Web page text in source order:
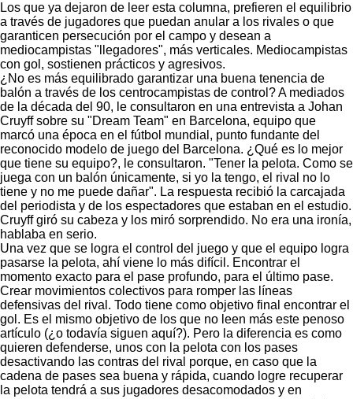
Los que ya dejaron de leer esta columna, prefieren el equilibrio
a través de jugadores que puedan anular a los rivales o que
garanticen persecución por el campo y desean a
mediocampistas "llegadores", más verticales. Mediocampistas
con gol, sostienen prácticos y agresivos.
¿No es más equilibrado garantizar una buena tenencia de
balón a través de los centrocampistas de control? A mediados
de la década del 90, le consultaron en una entrevista a Johan
Cruyff sobre su "Dream Team" en Barcelona, equipo que
marcó una época en el fútbol mundial, punto fundante del
reconocido modelo de juego del Barcelona. ¿Qué es lo mejor
que tiene su equipo?, le consultaron. "Tener la pelota. Como se
juega con un balón únicamente, si yo la tengo, el rival no lo
tiene y no me puede dañar". La respuesta recibió la carcajada
del periodista y de los espectadores que estaban en el estudio.
Cruyff giró su cabeza y los miró sorprendido. No era una ironía,
hablaba en serio.
Una vez que se logra el control del juego y que el equipo logra
pasarse la pelota, ahí viene lo más difícil. Encontrar el
momento exacto para el pase profundo, para el último pase.
Crear movimientos colectivos para romper las líneas
defensivas del rival. Todo tiene como objetivo final encontrar el
gol. Es el mismo objetivo de los que no leen más este penoso
artículo (¿o todavía siguen aquí?). Pero la diferencia es como
quieren defenderse, unos con la pelota con los pases
desactivando las contras del rival porque, en caso que la
cadena de pases sea buena y rápida, cuando logre recuperar
la pelota tendrá a sus jugadores desacomodados y en